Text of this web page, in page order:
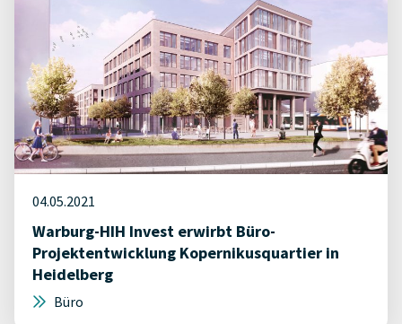
04.05.2021
Warburg-HIH Invest erwirbt Büro-
Projektentwicklung Kopernikusquartier in
Heidelberg
Büro